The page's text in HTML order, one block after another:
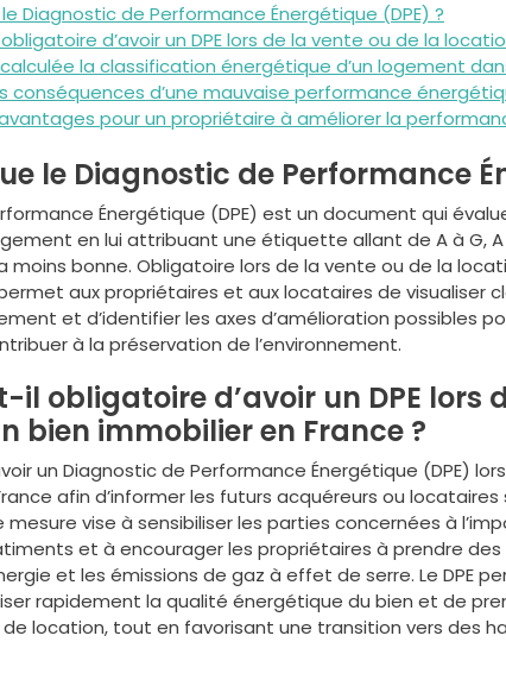
Diagnostic de Performance Énergétique (DPE) ?
d’avoir un DPE lors de la vente ou de la
la classification énergétique d’un logement
conséquences d’une mauvaise performance
pour un propriétaire à améliorer la
le Diagnostic de Performance
Énergétique (DPE) est un document qui
en lui attribuant une étiquette allant de A à G,
bonne. Obligatoire lors de la vente ou de la
permet aux propriétaires et aux locataires de visualiser
et d’identifier les axes d’amélioration possibles
à la préservation de l’environnement.
il obligatoire d’avoir un DPE lors
bien immobilier en France ?
un Diagnostic de Performance Énergétique (DPE)
afin d’informer les futurs acquéreurs ou
vise à sensibiliser les parties concernées à
et à encourager les propriétaires à prendre des
et les émissions de gaz à effet de serre. Le DPE
rapidement la qualité énergétique du bien et de
location, tout en favorisant une transition vers des